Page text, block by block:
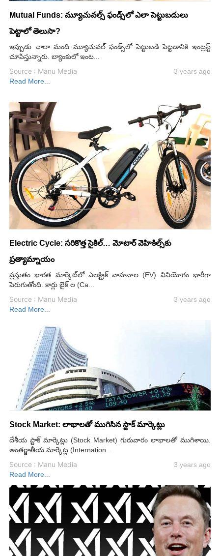
Mutual Funds: మ్యూచువల్స్ ఫండ్స్‌లో ఎలా పెట్టుబడులు
పెట్టాలో తెలుసా?
ఇప్పుడు చాలా మంది మ్యూచువల్ ఫండ్స్‌లో పెట్టుబడి పెట్టడానికి ఇంట్రస్ట్
చూపిస్తున్నారు. బ్యాంకులో ఇంట...
Source : Manu Media
3 years ago
Read More...
Electric Cycle: సరికొత్త సైకిల్‌… మోటార్‌ వెహికిల్స్‌కు
ప్రత్యామ్నాయం
ప్రస్తుతం భారత మార్కెట్‌లో ఎలక్ట్రిక్‌ వాహనాల (EV) వినియోగం భారీగా
పెరుగుతోంది. కార్లు బైక్‌ ల (Ca...
Source : Manu Media
3 years ago
Read More...
Stock Market: లాభాలతో ముగిసిన స్టాక్ మార్కెట్లు
దేశీయ స్టాక్ మార్కెట్లు (Stock Market) గురువారం లాభాలతో ముగిశాయి.
అంతర్జాతీయ మార్కెట్ల (Internation...
Source : Manu Media
3 years ago
Read More...